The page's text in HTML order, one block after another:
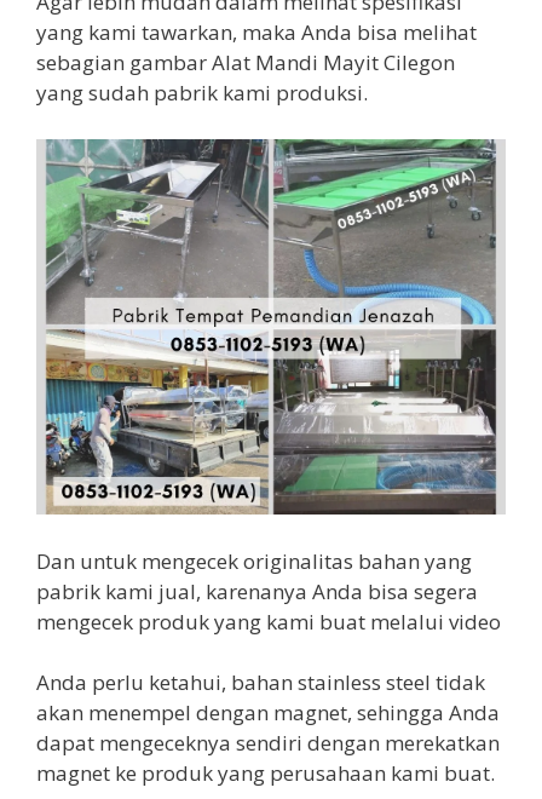
yang kami tawarkan, maka Anda bisa melihat
sebagian gambar Alat Mandi Mayit Cilegon
yang sudah pabrik kami produksi.
Dan untuk mengecek originalitas bahan yang
pabrik kami jual, karenanya Anda bisa segera
mengecek produk yang kami buat melalui video
Anda perlu ketahui, bahan stainless steel tidak
akan menempel dengan magnet, sehingga Anda
dapat mengeceknya sendiri dengan merekatkan
magnet ke produk yang perusahaan kami buat.